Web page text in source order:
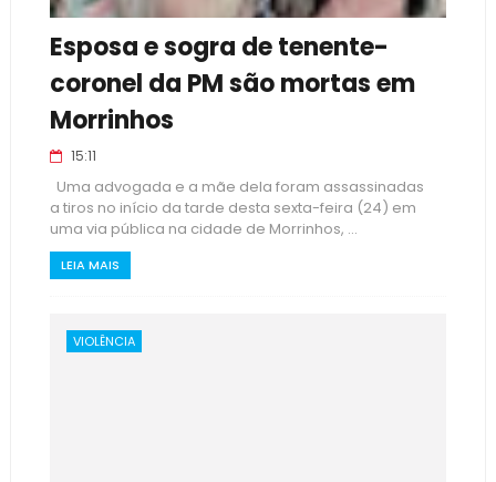
Esposa e sogra de tenente-
coronel da PM são mortas em
Morrinhos
15:11
Uma advogada e a mãe dela foram assassinadas
a tiros no início da tarde desta sexta-feira (24) em
uma via pública na cidade de Morrinhos, ...
LEIA MAIS
VIOLÊNCIA